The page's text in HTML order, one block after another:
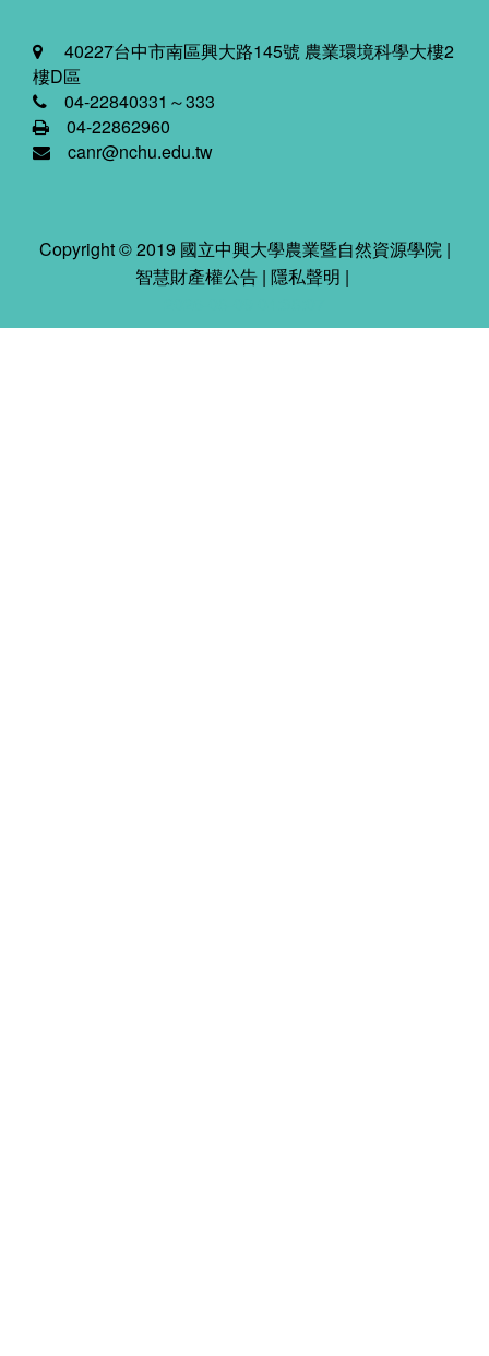
40227台中市南區興大路145號 農業環境科學大樓2
樓D區
04-22840331～333
04-22862960
canr@nchu.edu.tw
Copyright © 2019 國立中興大學農業暨自然資源學院 |
智慧財產權公告 | 隱私聲明 |